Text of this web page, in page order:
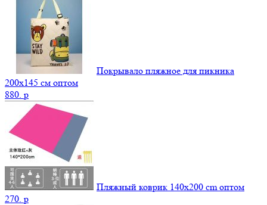
Покрывало пляжное для пикника
200х145 см оптом
880. p
Пляжный коврик 140х200 cm оптом
270. p